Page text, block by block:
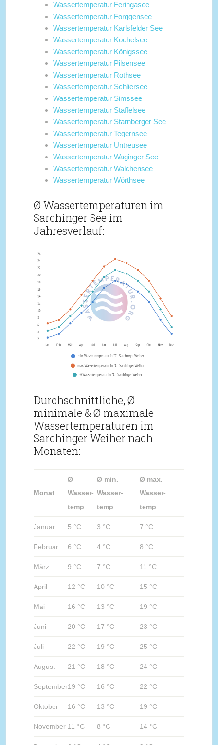
Wassertemperatur Feringasee
Wassertemperatur Forggensee
Wassertemperatur Karlsfelder See
Wassertemperatur Kochelsee
Wassertemperatur Königssee
Wassertemperatur Pilsensee
Wassertemperatur Rothsee
Wassertemperatur Schliersee
Wassertemperatur Simssee
Wassertemperatur Staffelsee
Wassertemperatur Starnberger See
Wassertemperatur Tegernsee
Wassertemperatur Untreusee
Wassertemperatur Waginger See
Wassertemperatur Walchensee
Wassertemperatur Wörthsee
Ø Wassertemperaturen im
Sarchinger See im
Jahresverlauf:
Durchschnittliche, Ø
minimale & Ø maximale
Wassertemperaturen im
Sarchinger Weiher nach
Monaten:
Monat
Ø
Wasser-
temp
Ø min.
Wasser-
temp
Ø max.
Wasser-
temp
Januar 5 °C 3 °C 7 °C
Februar 6 °C 4 °C 8 °C
März 9 °C 7 °C 11 °C
April 12 °C 10 °C 15 °C
Mai 16 °C 13 °C 19 °C
Juni 20 °C 17 °C 23 °C
Juli 22 °C 19 °C 25 °C
August 21 °C 18 °C 24 °C
September19 °C 16 °C 22 °C
Oktober 16 °C 13 °C 19 °C
November 11 °C 8 °C 14 °C